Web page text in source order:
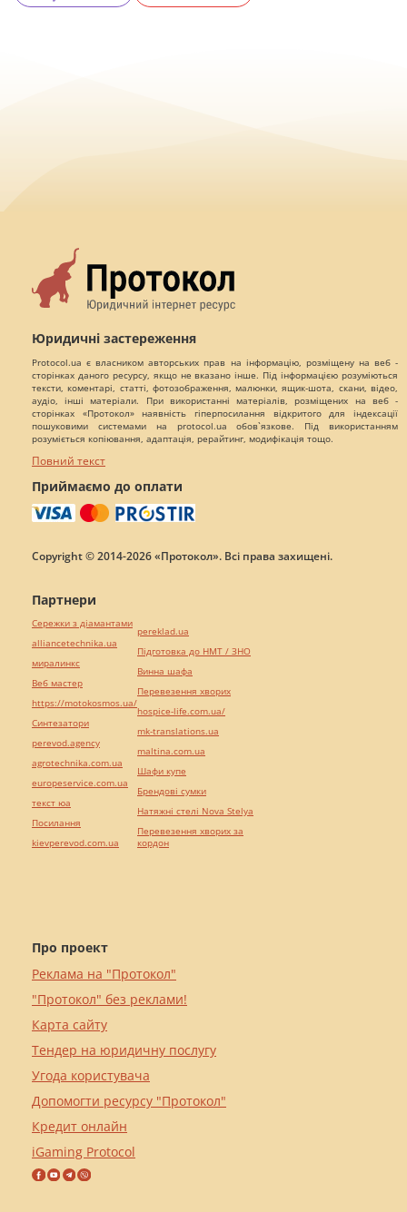
Юридичні застереження
Protocol.ua є власником авторських прав на інформацію, розміщену на веб -
сторінках даного ресурсу, якщо не вказано інше. Під інформацією розуміються
тексти, коментарі, статті, фотозображення, малюнки, ящик-шота, скани, відео,
аудіо, інші матеріали. При використанні матеріалів, розміщених на веб -
сторінках «Протокол» наявність гіперпосилання відкритого для індексації
пошуковими системами на protocol.ua обов`язкове. Під використанням
розуміється копіювання, адаптація, рерайтинг, модифікація тощо.
Повний текст
Приймаємо до оплати
Copyright © 2014-2026 «Протокол». Всі права захищені.
Про проект
Реклама на "Протокол"
"Протокол" без реклами!
Карта сайту
Тендер на юридичну послугу
Угода користувача
Допомогти ресурсу "Протокол"
Кредит онлайн
iGaming Protocol
Партнери
Сережки з діамантами
alliancetechnika.ua
миралинкс
Веб мастер
https://motokosmos.ua/
Синтезатори
perevod.agency
agrotechnika.com.ua
europeservice.com.ua
текст юа
Посилання
kievperevod.com.ua
pereklad.ua
Підготовка до НМТ / ЗНО
Винна шафа
Перевезення хворих
hospice-life.com.ua/
mk-translations.ua
maltina.com.ua
Шафи купе
Брендові сумки
Натяжні стелі Nova Stelya
Перевезення хворих за
кордон